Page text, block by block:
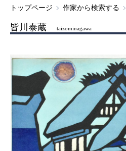
トップページ 作家から検索する
皆川泰蔵 taizominagawa